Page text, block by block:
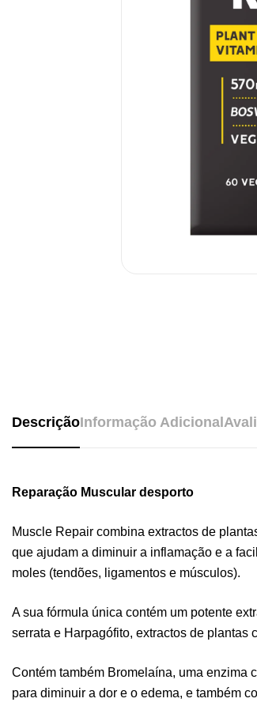
DescriçãoInformação Adicional
Reparação Muscular desporto
Muscle Repair combina extractos de
que ajudam a diminuir a inflamação e a
moles (tendões, ligamentos e músculos).
A sua fórmula única contém um potente
serrata e Harpagófito, extractos de plantas
Contém também Bromelaína, uma enzima
para diminuir a dor e o edema, e também